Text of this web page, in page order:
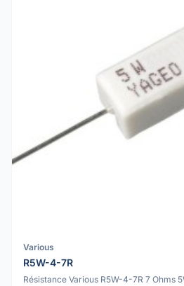
Various
R5W-4-7R
Résistance Various R5W-4-7R 7 Ohms